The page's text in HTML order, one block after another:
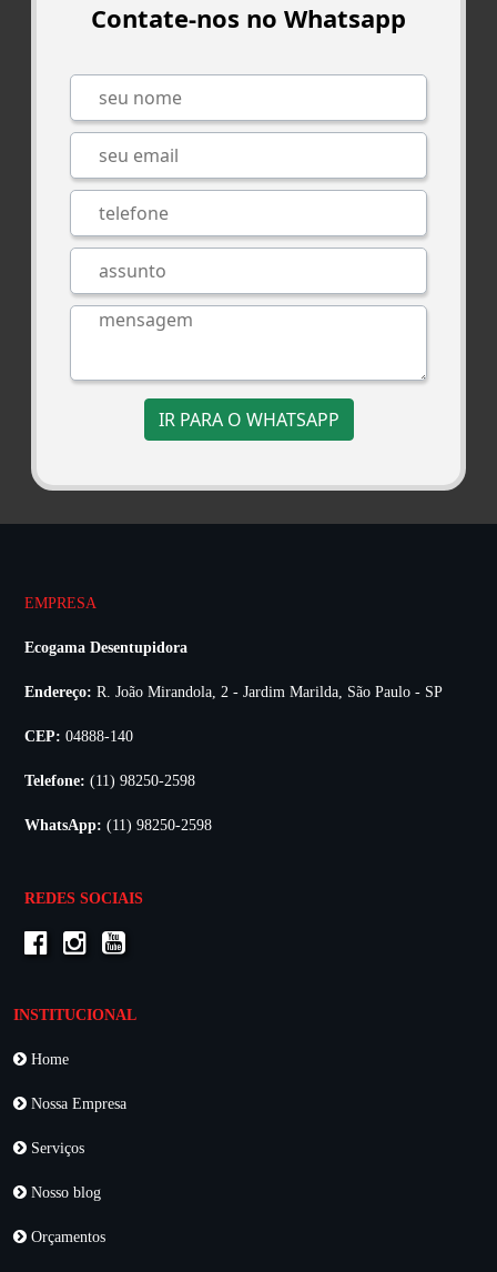
Contate-nos no Whatsapp
IR PARA O WHATSAPP
EMPRESA
Ecogama Desentupidora
Endereço: R. João Mirandola, 2 - Jardim Marilda, São Paulo - SP
CEP: 04888-140
Telefone: (11) 98250-2598
WhatsApp: (11) 98250-2598
REDES SOCIAIS
INSTITUCIONAL
Home
Nossa Empresa
Serviços
Nosso blog
Orçamentos